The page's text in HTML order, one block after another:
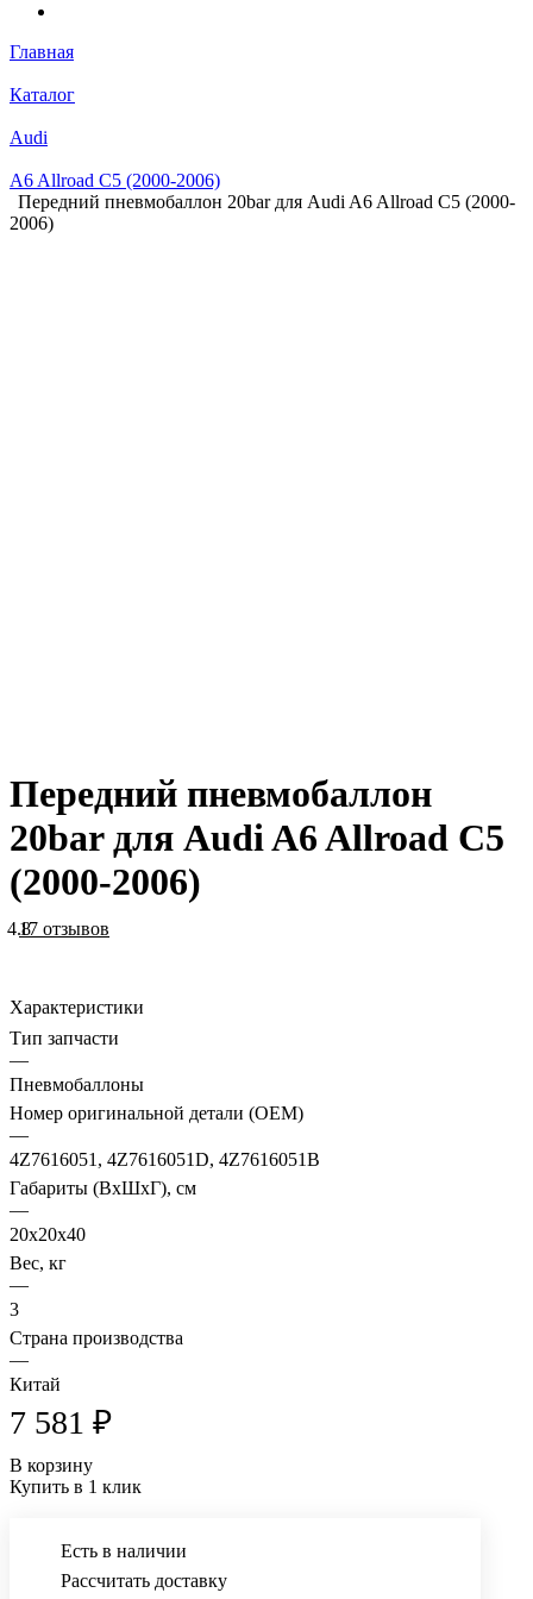
Главная
Каталог
Audi
A6 Allroad C5 (2000-2006)
Передний пневмобаллон 20bar для Audi A6 Allroad C5 (2000-
2006)
Передний пневмобаллон
20bar для Audi A6 Allroad C5
(2000-2006)
4.817 отзывов
Характеристики
Тип запчасти
—
Пневмобаллоны
Номер оригинальной детали (OEM)
—
4Z7616051, 4Z7616051D, 4Z7616051B
Габариты (ВхШхГ), см
—
20x20x40
Вес, кг
—
3
Страна производства
—
Китай
7 581 ₽
В корзину
Купить в 1 клик
Есть в наличии
Рассчитать доставку